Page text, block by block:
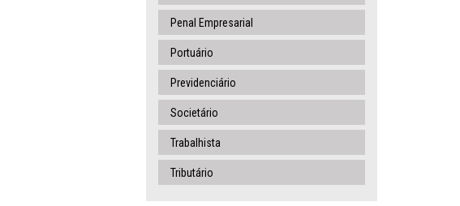
Penal Empresarial
Portuário
Previdenciário
Societário
Trabalhista
Tributário